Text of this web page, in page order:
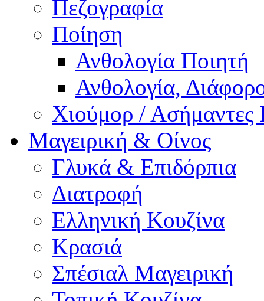
Πεζογραφία
Ποίηση
Ανθολογία Ποιητή
Ανθολογία,
Χιούμορ / Ασήμαντες
Μαγειρική & Οίνος
Γλυκά & Επιδόρπια
Διατροφή
Ελληνική Κουζίνα
Κρασιά
Σπέσιαλ Μαγειρική